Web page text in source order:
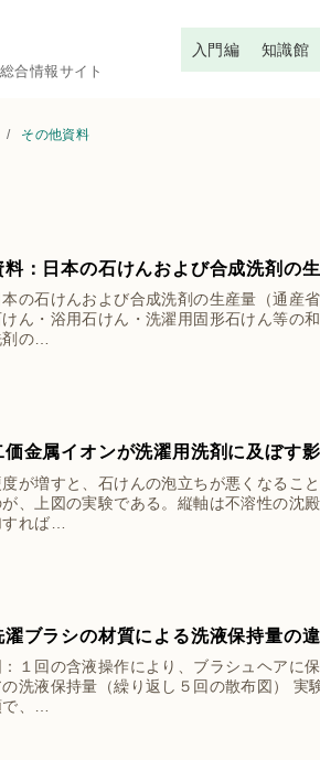
合情報サイト
入門編 知識館
その他資料
料：日本の石けんおよび合成洗剤の
本の石けんおよび合成洗剤の生産量（通産
ん・浴用石けん・洗濯用固形石けん等の
の…
価金属イオンが洗濯用洗剤に及ぼす
が増すと、石けんの泡立ちが悪くなるこ
、上図の実験である。縦軸は不溶性の沈
すれば…
濯ブラシの材質による洗液保持量の
：１回の含液操作により、ブラシュヘアに
の洗液保持量（繰り返し５回の散布図） 実
、…